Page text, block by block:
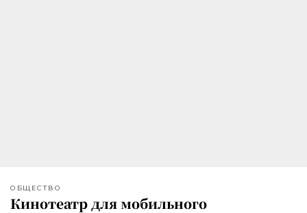
ОБЩЕСТВО
Кинотеатр для мобильного